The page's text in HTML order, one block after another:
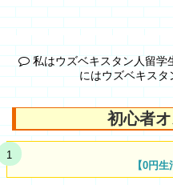
私はウズベキスタン人留学
にはウズベキス
初心者
【0円